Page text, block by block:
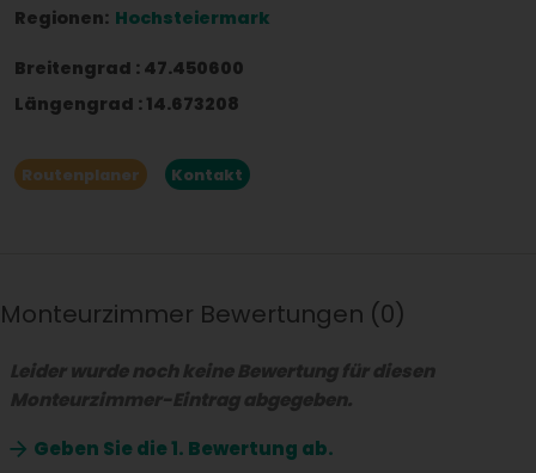
Regionen: Hochsteiermark
Breitengrad : 47.450600
Längengrad : 14.673208
Routenplaner Kontakt
Monteurzimmer Bewertungen 0
Leider wurde noch keine Bewertung für diesen
Monteurzimmer-Eintrag abgegeben.
Geben Sie die1. Bewertung ab.